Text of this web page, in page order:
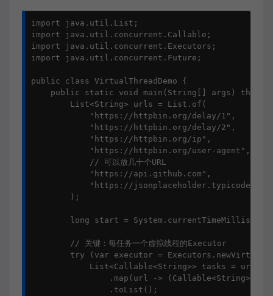
import java.util.List;
import java.util.concurrent.Callable;
import java.util.concurrent.Executors;
import java.util.concurrent.Future;
public class VirtualThreadDemo {
public static void main(String[] args) throws
        List<String> urls = List.of(
            "https://httpbin.org/delay/1",
            "https://httpbin.org/delay/2",
            "https://httpbin.org/ip",
            "https://httpbin.org/user-agent",
            // 可以放几十个URL
            "https://api.github.com",
"https://
        );
        long start = System.currentTimeMillis();
        // 关键：每任务一个虚拟线程的Executor
try (var executor =
List<Callable<String>> tasks =
.map(url -> (Callable<String>)
                .toList();